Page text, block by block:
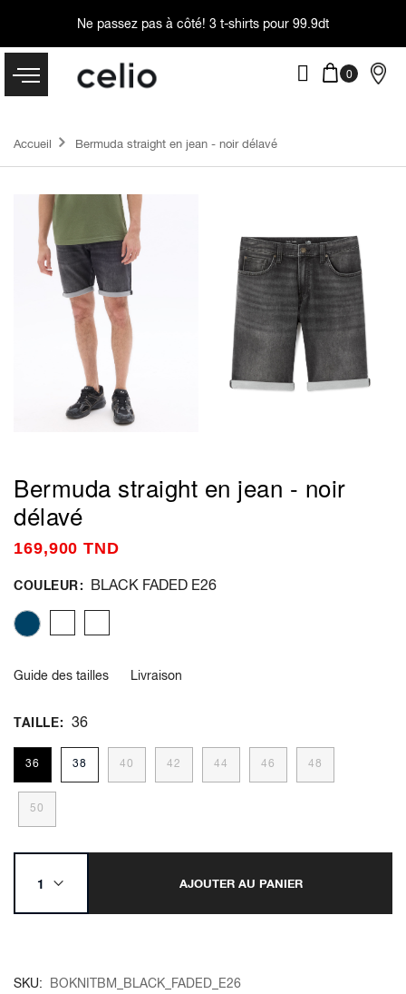
Ne passez pas à côté! 3 t-shirts pour 99.9dt
Accueil Bermuda straight en jean - noir délavé
Bermuda straight en jean - noir
délavé
169,900 TND
COULEUR BLACK FADED E26
Guide des tailles Livraison
TAILLE 36
36 38 40 42 44 46 48
50
AJOUTER AU PANIER
SKU BOKNITBM_BLACK_FADED_E26